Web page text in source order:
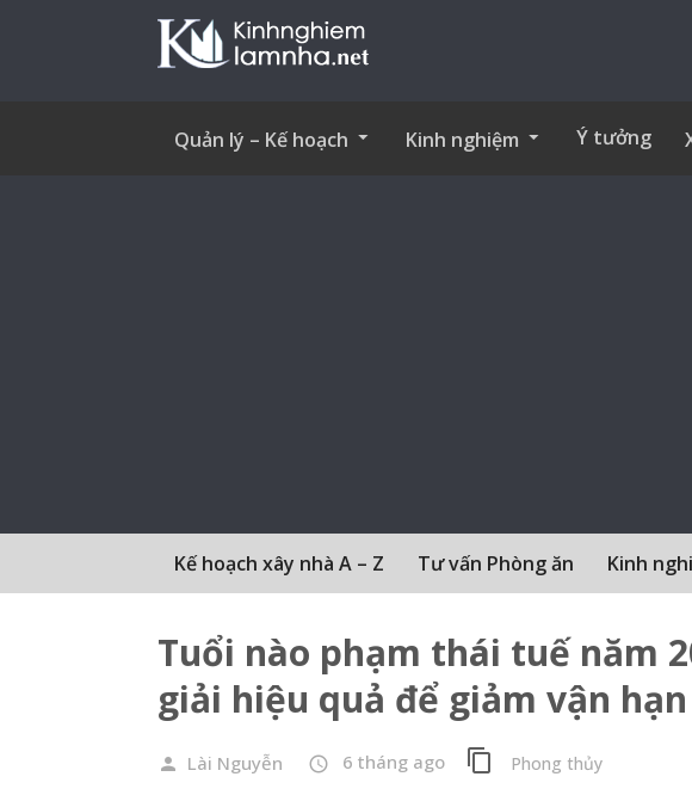
Quản lý – Kế hoạch Kinh nghiệm Ý tưởng
Kế hoạch xây nhà A – Z Tư vấn Phòng ăn Kinh
Tuổi nào phạm thái tuế năm
giải hiệu quả để giảm vận hạn
person Lài Nguyễn access_time 6 tháng ago content_copy Phong thủy